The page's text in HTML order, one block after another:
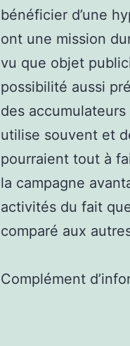
bénéficier d’une
ont une mission
vu que objet
possibilité aussi
des
utilise souvent et
pourraient tout à
la campagne
activités du fait
comparé aux
Complément